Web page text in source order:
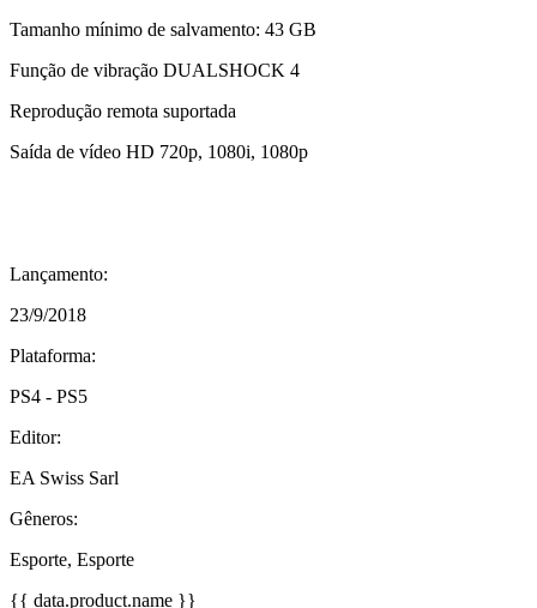
Tamanho mínimo de salvamento: 43 GB
Função de vibração DUALSHOCK 4
Reprodução remota suportada
Saída de vídeo HD 720p, 1080i, 1080p
Lançamento:
23/9/2018
Plataforma:
PS4 - PS5
Editor:
EA Swiss Sarl
Gêneros:
Esporte, Esporte
{{ data.product.name }}